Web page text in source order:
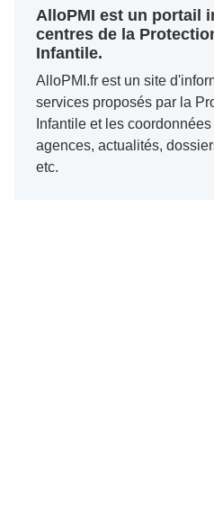
AlloPMI est un portail
centres de la
Infantile.
AlloPMI.fr est un site
services proposés par la
Infantile et les
agences, actualités,
etc.